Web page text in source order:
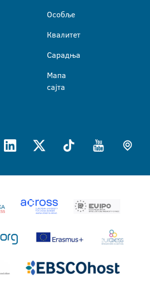
Особље
Квалитет
Сарадња
Мапа
сајта